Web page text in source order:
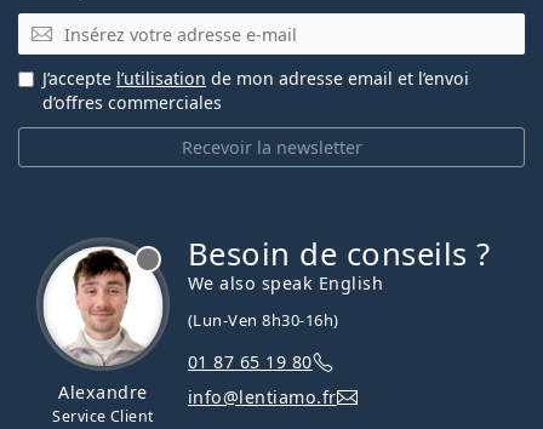
E-mail
Recevoir la newsletter
J’accepte l’utilisation de mon adresse email et l’envoi
d’offres commerciales
Alexandre
Service Client
Besoin de conseils ?
We also speak English
(Lun-Ven 8h30-16h)
01 87 65 19 80
info@lentiamo.fr